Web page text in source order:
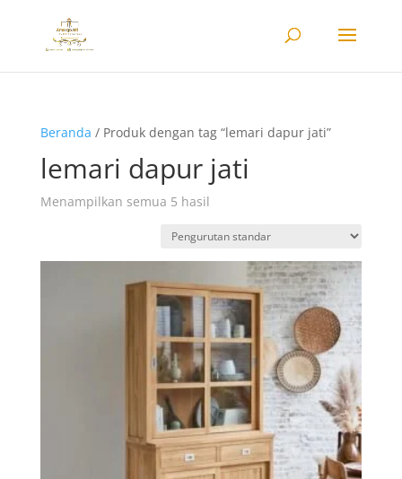
Beranda / Produk dengan tag “lemari dapur jati”
lemari dapur jati
Menampilkan semua 5 hasil